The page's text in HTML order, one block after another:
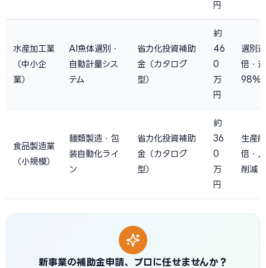
円
水産加工業
（中小企
業）
AI魚体選別・
自動計量シス
テム
省力化投資補助
金（カタログ
型）
約
46
0
万
円
選別
倍・
98%
食品製造業
（小規模）
麺類製造・包
装自動化ライ
ン
省力化投資補助
金（カタログ
型）
約
36
0
万
円
生産
倍・
削減
新事業の補助金申請、プロに任せませんか？